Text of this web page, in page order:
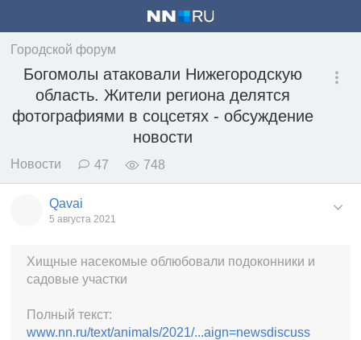
Городской форум
Богомолы атаковали Нижегородскую
область. Жители региона делятся
фотографиями в соцсетях - обсуждение
новости
Новости 47 748
Qavai
5 августа 2021
Хищные насекомые облюбовали подоконники и
садовые участки
Полный текст:
www.nn.ru/text/animals/2021/...aign=newsdiscuss